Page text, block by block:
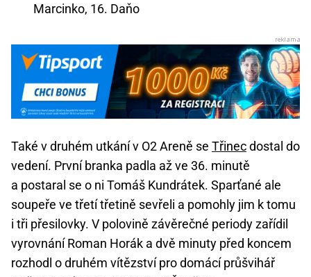
Marcinko, 16. Daňo
Také v druhém utkání v O2 Areně se Třinecdostal do
vedení. První branka padla až ve 36. minutě
a postaral se o ni Tomáš Kundrátek. Sparťané ale
soupeře ve třetí třetině sevřeli a pomohly jim k tomu
i tři přesilovky. V polovině závěrečné periody zařídil
vyrovnání Roman Horák a dvě minuty před koncem
rozhodl o druhém vítězství pro domácí průšvihář